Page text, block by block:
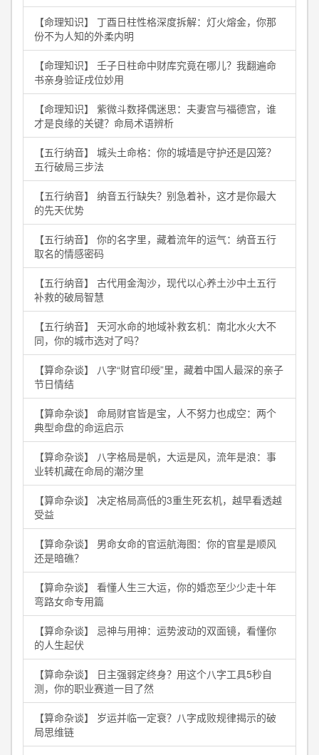
【命理知识】 丁酉日柱性格深度拆解：灯火熔金，你那
份不为人知的外柔内明
【命理知识】 壬子日柱命中财库究竟在哪儿？我翻遍命
书亲身验证戌位妙用
【命理知识】 紫微斗数择偶迷思：夫妻宫与福德宫，谁
才是良缘的关键？命局术语辨析
【五行纳音】 城头土命格：你的城墙是守护还是囚笼？
五行破局三步法
【五行纳音】 纳音五行缺失？别急着补，这才是你最大
的先天优势
【五行纳音】 你的名字里，藏着流年的运气：纳音五行
取名的情感密码
【五行纳音】 古代用金淘沙，现代以心养土沙中土五行
补救的破局智慧
【五行纳音】 天河水命的地域补救玄机：南北水火大不
同，你的城市选对了吗？
【算命杂谈】 八字“财官印绶”里，藏着中国人最深的亲子
节日情结
【算命杂谈】 命局财官皆是宝，人不努力也成空：两个
典型命盘的命运启示
【算命杂谈】 八字格局是帆，大运是风，流年是浪：事
业转机藏在命局的潮汐里
【算命杂谈】 决定格局高低的3重生死玄机，越早看透越
受益
【算命杂谈】 男命女命的官运航海图：你的官星是顺风
还是暗礁？
【算命杂谈】 看懂人生三大运，你的婚恋至少少走十年
弯路女命专用篇
【算命杂谈】 忌神与用神：运势波动的双面镜，看懂你
的人生起伏
【算命杂谈】 日主强弱定终身？用这个八字工具5秒自
测，你的职业赛道一目了然
【算命杂谈】 岁运并临一定衰？八字成败规律揭示的破
局思维链